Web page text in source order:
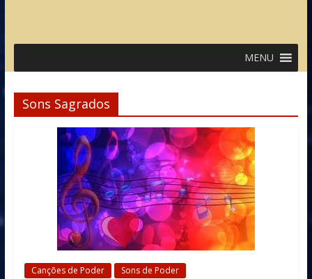
MENU
Sons Sagrados
Canções de Poder Sons de Poder